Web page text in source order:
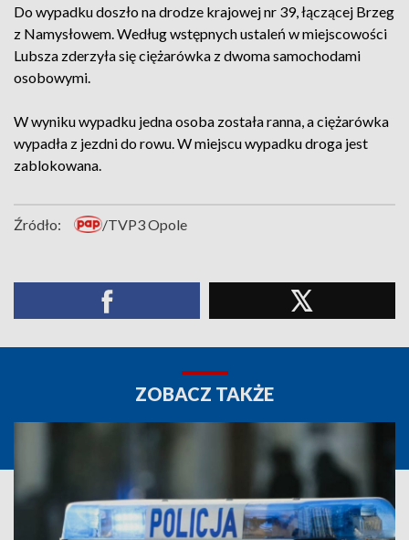
Do wypadku doszło na drodze krajowej nr 39, łączącej Brzeg
z Namysłowem. Według wstępnych ustaleń w miejscowości
Lubsza zderzyła się ciężarówka z dwoma samochodami
osobowymi.
W wyniku wypadku jedna osoba została ranna, a ciężarówka
wypadła z jezdni do rowu. W miejscu wypadku droga jest
zablokowana.
Źródło: /TVP3 Opole
ZOBACZ TAKŻE